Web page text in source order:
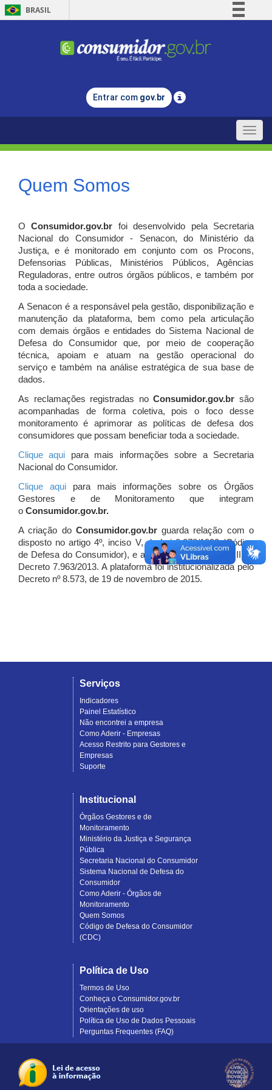
BRASIL
Comunica BR
Legislação
Entrar com gov.br
Toggle
Quem Somos
OConsumidor.gov.br
foi desenvolvido pela Secretaria
Nacional do Consumidor - Senacon, do Ministério da
Justiça, e é monitorado em conjunto com os Procons,
Defensorias Públicas, Ministérios Públicos, Agências
Reguladoras, entre outros órgãos públicos, e também por
toda a sociedade.
A Senacon é a responsável pela gestão, disponibilização e
manutenção da plataforma, bem como pela articulação
com demais órgãos e entidades do Sistema Nacional de
Defesa do Consumidor que, por meio de cooperação
técnica, apoiam e atuam na gestão operacional do
serviço e também na análise estratégica de sua base de
dados.
As reclamações registradas noConsumidor.gov.br são
acompanhadas de forma coletiva, pois o foco desse
monitoramento é aprimorar as políticas de defesa dos
consumidores que possam beneficiar toda a sociedade.
Clique aqui para mais informações sobre a Secretaria
Nacional do Consumidor.
Clique aquipara mais informações sobre os Órgãos
Gestores e de Monitoramento que integram
o Consumidor.gov.br.
A criação do Consumidor.gov.brguarda relação com o
disposto no artigo 4º, inciso V, da Lei 8.078/1990 (Código
de Defesa do Consumidor), e artigo 7º, incisos I, II e III do
Decreto 7.963/2013. A plataforma foi institucionalizada pelo
Decreto nº 8.573, de 19 de novembro de 2015.
Serviços
Indicadores
Painel Estatístico
Não encontrei a empresa
Como Aderir - Empresas
Acesso Restrito para Gestores e
Empresas
Suporte
Institucional
Órgãos Gestores e de
Monitoramento
Ministério da Justiça e Segurança
Pública
Secretaria Nacional do Consumidor
Sistema Nacional de Defesa do
Consumidor
Como Aderir - Órgãos de
Monitoramento
Quem Somos
Código de Defesa do Consumidor
(CDC)
Política de Uso
Termos de Uso
Conheça o Consumidor.gov.br
Orientações de uso
Política de Uso de Dados Pessoais
Perguntas Frequentes (FAQ)